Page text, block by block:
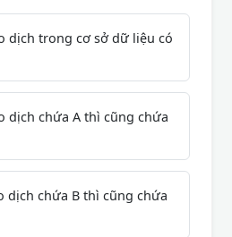
dịch trong cơ sở dữ liệu có
dịch chứa A thì cũng chứa
dịch chứa B thì cũng chứa